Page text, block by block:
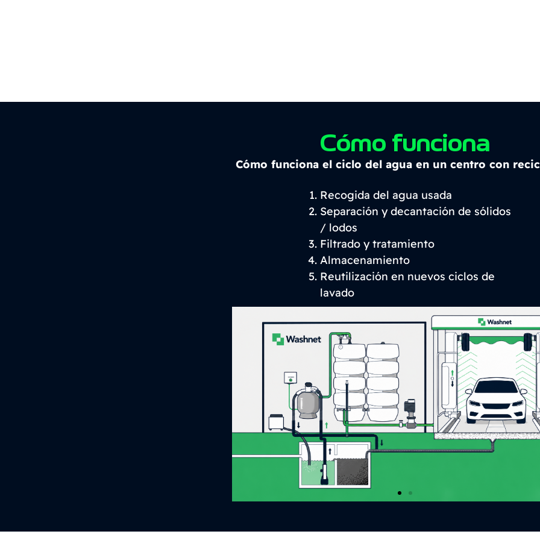
Cómo funciona
Cómo funciona el ciclo del agua en un centro con
Recogida del agua usada
Separación y decantación de sólidos
/ lodos
Filtrado y tratamiento
Almacenamiento
Reutilización en nuevos ciclos de
lavado